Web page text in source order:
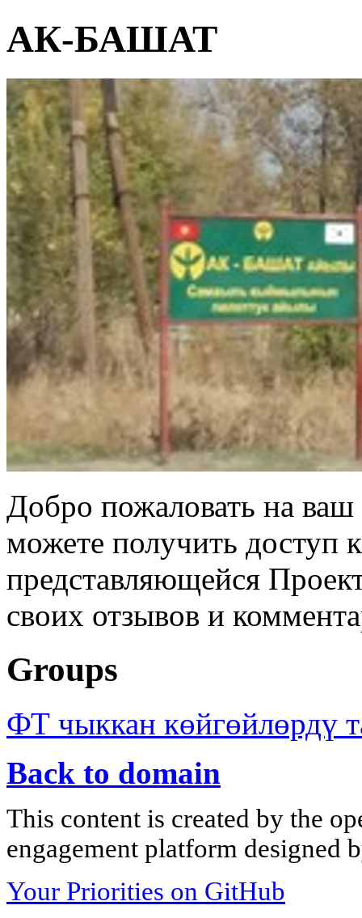
АК-БАШАТ
Добро пожаловать на
можете получить доступ
представляющейся
своих отзывов и
Groups
ФТ чыккан көйгөйлөрдү
Back to domain
This content is created by the
engagement platform designed
Your Priorities on GitHub